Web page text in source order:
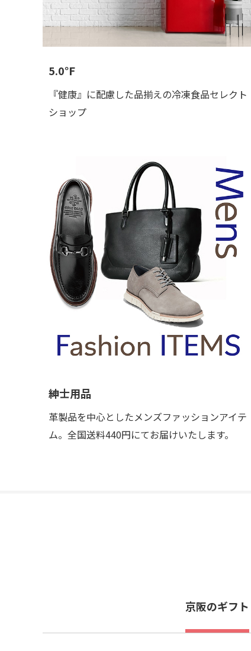
5.0℉
『健康』に配慮した品揃えの冷凍食品セレクト
ショップ
紳士用品
革製品を中心としたメンズファッションアイテ
ム。全国送料440円にてお届けいたします。
京阪のギフト